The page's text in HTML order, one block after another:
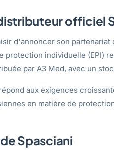
officiel
d'annoncer son
protection individuelle (EPI)
par A3 Med, avec un
aux exigences
en matière de
Spasciani